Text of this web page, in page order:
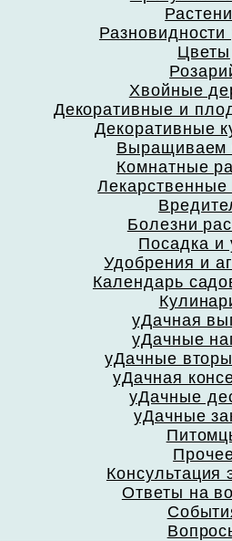
Разновидности
Цветы
Хвойные
Декоративные и
Декоративные
Выращиваем
Комнатные
Лекарственные
Болезни
Посадка и
Удобрения и
Календарь
уДачная
уДачные
уДачные
уДачная
уДачные
уДачные
Консультация
Ответы на